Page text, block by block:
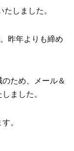
たしました。
昨年よりも締め
ため、メール＆
ました。
。